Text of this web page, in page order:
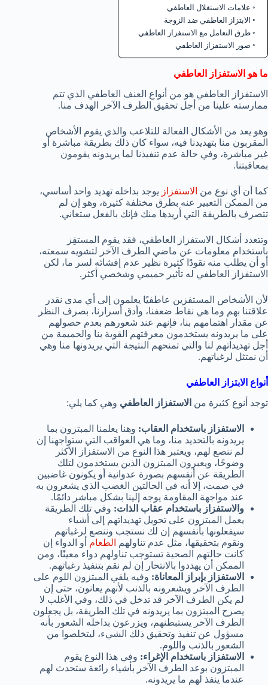
علامات الاستغلال العاطفي
الابتزاز العاطفي ضد الزوجة
طرق التعامل مع الاستفزاز العاطفي
صور الاستفزاز العاطفي
ما هو الاستفزاز العاطفي
الاستفزاز العاطفي هو من أنواع العنف العاطفي الذي تتم
ممارسته علينا من أجل تحقيق الطرف الآخر الهدف منا.
وهو يعد من الأشكال الفعالة للتلاعب والذي يقوم الأشخاص
المقربون منا بتهديدنا فيه، سواء كان ذلك بطريقة مباشرة أو
غير مباشرة، وفي حالة عدم تنفيذنا لما يريدونه يقومون
بمعاقبتنا.
كما أن أي نوع من الاستفزاز يوجد بداخله تهديد واحد أساسي،
من الممكن التعبير عنه بطرق مختلفة كثيرة، وهو إن لم
تتصرف بالطريقة التي أريدها منك فإنك بالفعل ستعاني.
وتتعدد أشكال الاستفزاز العاطفي، فقد يقوم المستفِز
باستخدام معلومات عن ماضي الطرف الآخر لتشويه سمعته،
أو أن يطلب منه نقودًا كثيرة نظير عدم إفشائه لسر ما، لكن
الاستفزاز العاطفي له تأثير حميمي وشخصي أكثر.
لأن الأشخاص المستفزين عاطفيًا يعلمون إلى أي مدى نقدر
علاقتنا بهم وما هي نقاط ضعفنا، وأدق أسرارنا، بصرف النظر
عن مقدار اهتمامهم بنا، فإنهم عند شعورهم بعدم حصولهم
على ما يريدونه يستخدمون معرفتهم القوية بنا والحميمة من
أجل تهديداتهم لنا والتي تمنحهم النتيجة التي يريدونها منا وهي
أن نمتثل لرغباتهم.
أنواع الابتزاز العاطفي
توجد أنوع كثيرة من الاستفزاز العاطفي وهي كما يلي:
الاستفزاز باستخدام العقاب: وهنا يعلمنا المبتزون بما
يريدونه بالتحديد منا، وما هي العواقب التي ستواجهنا إن
لم ننصع لهم، ويعتبر هذا النوع من الاستفزاز الأكثر
وضوحًا، ويعبرون المبتزون الذين يستخدمون لتلك
الطريقة عن أنفسهم بصورة عدوانية أو يكونون غاضبين
في صمت، إلا أنه في الحالتين الغضب الذي يشعرون به
عند مواجهة المقاومة يوجه إلينا بشكل مباشر دائمًا.
والاستفزاز باستخدام عقاب الذات: وفي تلك الطريقة
يعمل المبتزون على تحويل تهديداتهم إلى أشياء
سيفعلونها بأنفسهم إن لك نستجب وننصع لرغباتهم
ونقوم بتحقيقها، مثل عدم تناولهم
الطعام أو الدواء إن
كانت حالتهم الصحية تستوجب تناولهم دواء معينًا، ومن
الممكن أن يهددوا بالانتحار إن لم نقم بتنفيذ رغباتهم.
الاستفزاز بإبراز المعاناة: وفيه يلقي المبتزون اللوم على
الطرف الآخر ويشعرونه بالذنب لأنهم يعانون، حتى إن
لم يكن الطرف الآخر قد تدخل في ذلك، وفي الأغلب لا
يصرح المبتزون بما يريدونه في تلك الطريقة، بل يجعلون
الطرف الآخر يستبطنهم، ويزرعون بداخله الشعور بأنه
مسؤول عن تنفيذ وتحقيق ذلك الشيء، ليتخلصوا من
الشعور بالذنب واللوم.
الاستفزاز باستخدام الإغراء: وفي هذا النوع يقوم
المبتزون بوعد الطرف الآخر بأشياء رائعة ستحدث لهم
عندما ينفذ لهم ما يريدونه.